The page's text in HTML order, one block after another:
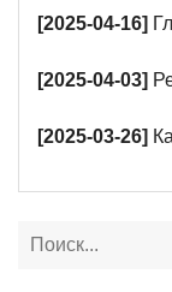
[2025-04-16]
[2025-04-03]
[2025-03-26]